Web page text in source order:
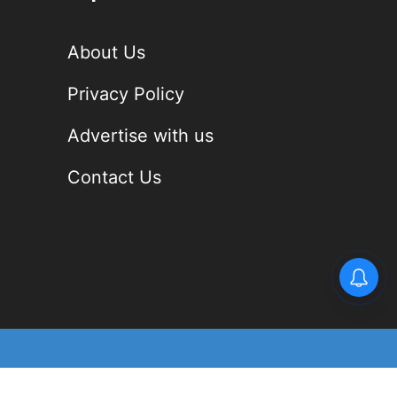
About Us
Privacy Policy
Advertise with us
Contact Us